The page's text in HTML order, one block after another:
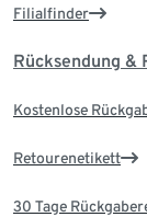
Filialfinder
Rücksendung &
Kostenlose
Retourenetikett
30 Tage